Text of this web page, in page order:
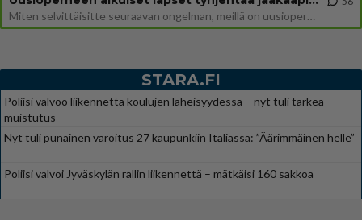
Miten selvittäisitte seuraavan ongelman, meillä on uusioperhe, minulla teini-ikäiset lapset ja puolisolla aikuiset, jotk
STARA.FI
Poliisi valvoo liikennettä koulujen läheisyydessä – nyt tuli tärkeä
muistutus
Nyt tuli punainen varoitus 27 kaupunkiin Italiassa: ”Äärimmäinen helle”
Poliisi valvoi Jyväskylän rallin liikennettä – mätkäisi 160 sakkoa